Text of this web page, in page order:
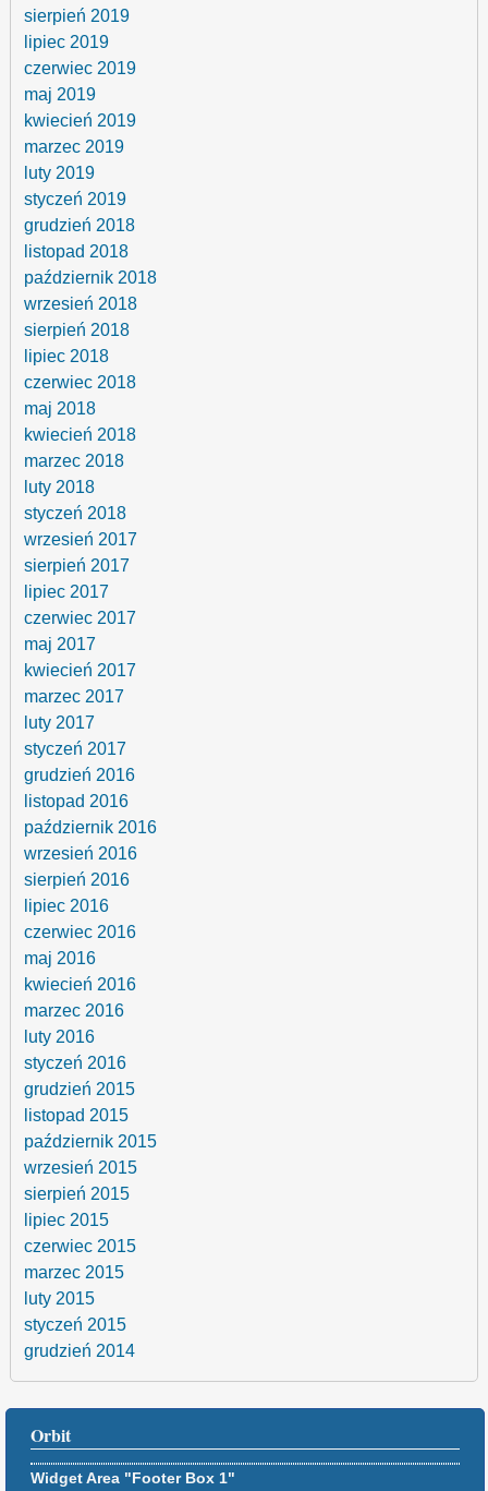
sierpień 2019
lipiec 2019
czerwiec 2019
maj 2019
kwiecień 2019
marzec 2019
luty 2019
styczeń 2019
grudzień 2018
listopad 2018
październik 2018
wrzesień 2018
sierpień 2018
lipiec 2018
czerwiec 2018
maj 2018
kwiecień 2018
marzec 2018
luty 2018
styczeń 2018
wrzesień 2017
sierpień 2017
lipiec 2017
czerwiec 2017
maj 2017
kwiecień 2017
marzec 2017
luty 2017
styczeń 2017
grudzień 2016
listopad 2016
październik 2016
wrzesień 2016
sierpień 2016
lipiec 2016
czerwiec 2016
maj 2016
kwiecień 2016
marzec 2016
luty 2016
styczeń 2016
grudzień 2015
listopad 2015
październik 2015
wrzesień 2015
sierpień 2015
lipiec 2015
czerwiec 2015
marzec 2015
luty 2015
styczeń 2015
grudzień 2014
Orbit
Widget Area "Footer Box 1"